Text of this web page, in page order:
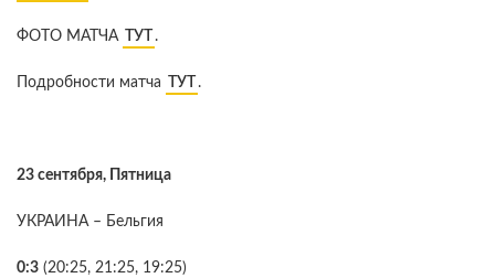
ФОТО МАТЧА ТУТ .
Подробности матча ТУТ .
23 сентября, Пятница
УКРАИНА – Бельгия
0:3 (20:25, 21:25, 19:25)